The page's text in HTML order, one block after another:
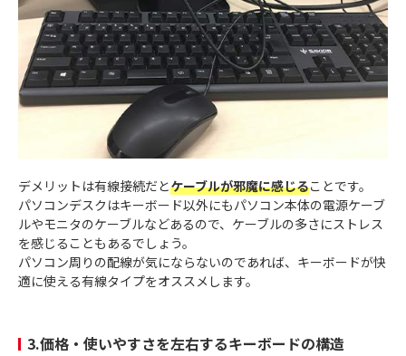
デメリットは有線接続だとケーブルが邪魔に感じることです。
パソコンデスクはキーボード以外にもパソコン本体の電源ケーブ
ルやモニタのケーブルなどあるので、ケーブルの多さにストレス
を感じることもあるでしょう。
パソコン周りの配線が気にならないのであれば、キーボードが快
適に使える有線タイプをオススメします。
3.価格・使いやすさを左右するキーボードの構造